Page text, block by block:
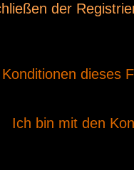
der
dieses
Ich bin mit den